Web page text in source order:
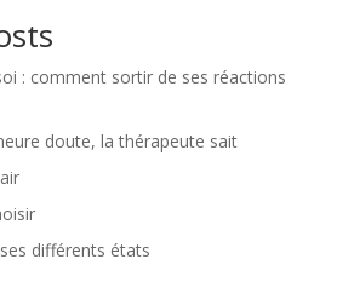
: comment sortir de ses réactions
doute, la thérapeute sait
différents états